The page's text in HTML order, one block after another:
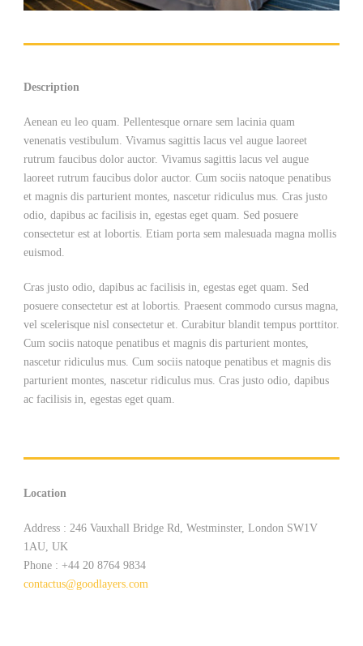
Description
Aenean eu leo quam. Pellentesque ornare sem lacinia quam
venenatis vestibulum. Vivamus sagittis lacus vel augue laoreet
rutrum faucibus dolor auctor. Vivamus sagittis lacus vel augue
laoreet rutrum faucibus dolor auctor. Cum sociis natoque penatibus
et magnis dis parturient montes, nascetur ridiculus mus. Cras justo
odio, dapibus ac facilisis in, egestas eget quam. Sed posuere
consectetur est at lobortis. Etiam porta sem malesuada magna mollis
euismod.
Cras justo odio, dapibus ac facilisis in, egestas eget quam. Sed
posuere consectetur est at lobortis. Praesent commodo cursus magna,
vel scelerisque nisl consectetur et. Curabitur blandit tempus porttitor.
Cum sociis natoque penatibus et magnis dis parturient montes,
nascetur ridiculus mus. Cum sociis natoque penatibus et magnis dis
parturient montes, nascetur ridiculus mus. Cras justo odio, dapibus
ac facilisis in, egestas eget quam.
Location
Address : 246 Vauxhall Bridge Rd, Westminster, London SW1V
1AU, UK
Phone : +44 20 8764 9834
contactus@goodlayers.com